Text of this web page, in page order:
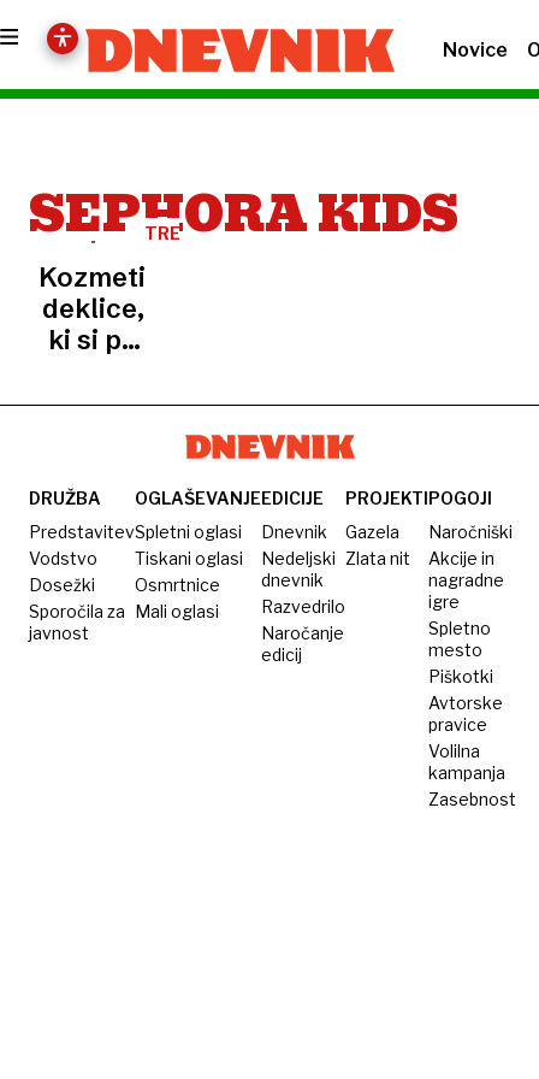
Novice
SEPHORA KIDS
TRENDI
Kozmetikoreksija:
deklice,
ki si po
nanašajo
staranju
DRUŽBA
Predstavitev
Vodstvo
Dosežki
Sporočila za
javnost
OGLAŠEVANJE
Spletni oglasi
Tiskani oglasi
Osmrtnice
Mali oglasi
EDICIJE
Dnevnik
Nedeljski
dnevnik
Razvedrilo
Naročanje
edicij
PROJEKTI
Gazela
Zlata nit
POGOJI
Naročniški
Akcije in
nagradne
igre
Spletno
mesto
Piškotki
Avtorske
pravice
Volilna
kampanja
Zasebnost